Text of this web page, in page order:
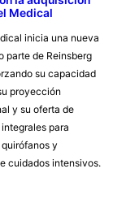
Medical
inicia una nueva
parte de Reinsberg
su capacidad
proyección
y su oferta de
para
y
cuidados intensivos.